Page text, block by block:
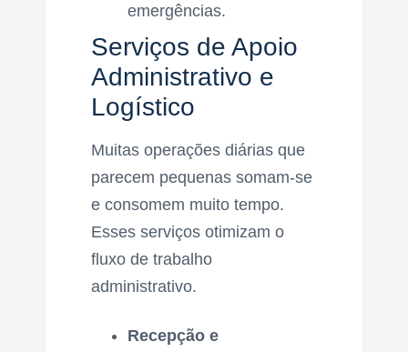
emergências.
Serviços de Apoio
Administrativo e
Logístico
Muitas operações diárias que
parecem pequenas somam-se
e consomem muito tempo.
Esses serviços otimizam o
fluxo de trabalho
administrativo.
Recepção e